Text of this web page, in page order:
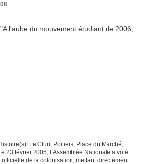
Le Cluri, Poitiers, Place du Marché,
23 février 2005, l’Assemblée Nationale a voté
de la colonisation, mettant directement